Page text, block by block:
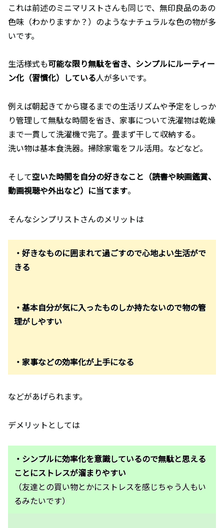
これは前述のミニマリストさんも同じで、無印良品のあの
色味（わかりますか？）のようなナチュラルな色の物が多
いです。
生活様式も可能な限り無駄を省き、シンプルにルーティー
ン化（習慣化）している人が多いです。
例えば朝起きてから寝るまでの生活リズムや予定をしっか
り管理して無駄な時間を省き、家事について洗濯物は乾燥
まで一貫して洗濯機で完了。畳まず干して収納する。
洗い物は基本食洗器。掃除家電をフル活用。などなど。
そして空いた時間を自分の好きなこと（読書や映画鑑賞、
動画視聴や外出など）に当てます。
そんなシンプリストさんのメリットは
・好きなものに囲まれて過ごすので心地よい生活がで
きる
・基本自分が気に入ったものしか持たないので物の管
理がしやすい
・家事などの効率化が上手になる
などがあげられます。
デメリットとしては
・シンプルに効率化を意識しているので無駄と思える
ことにストレスが溜まりやすい
（友達との買い物とかにストレスを感じちゃう人もい
るみたいです）